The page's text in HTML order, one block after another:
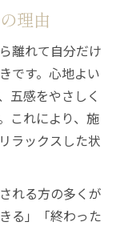
理由
離れて自分だけ
です。心地よい
五感をやさしく
これにより、施
ラックスした状
れる方の多くが
る」「終わった